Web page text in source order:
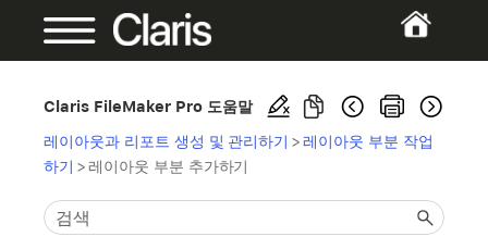
Claris FileMaker Pro 도움말
레이아웃과 리포트 생성 및 관리하기 >레이아웃 부분 작업
하기 >레이아웃 부분 추가하기